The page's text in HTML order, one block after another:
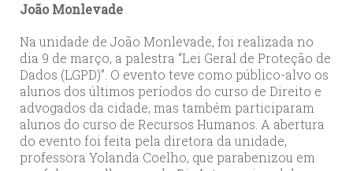
João Monlevade
Na unidade de João Monlevade, foi realizada no
dia 9 de março, a palestra “Lei Geral de Proteção de
Dados (LGPD)”. O evento teve como público-alvo os
alunos dos últimos períodos do curso de Direito e
advogados da cidade, mas também participaram
alunos do curso de Recursos Humanos. A abertura
do evento foi feita pela diretora da unidade,
professora Yolanda Coelho, que parabenizou em